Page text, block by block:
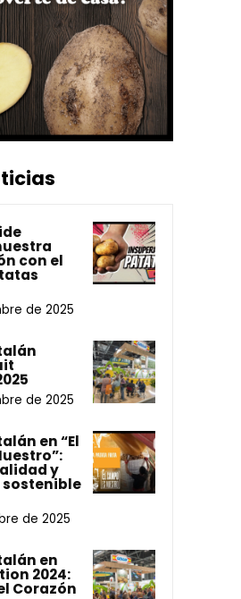
con el
de 2025
de 2025
en “El
y
de 2025
en
2024:
Corazón